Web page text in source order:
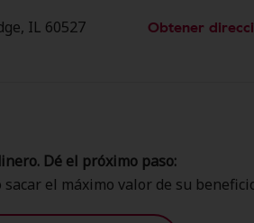
IL 60527 Obtener
Dé el próximo paso:
el máximo valor de su